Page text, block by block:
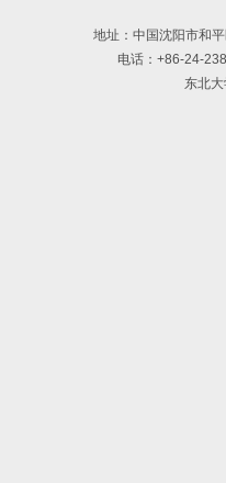
地址：中国沈阳市和
电话：+86-24-
东北